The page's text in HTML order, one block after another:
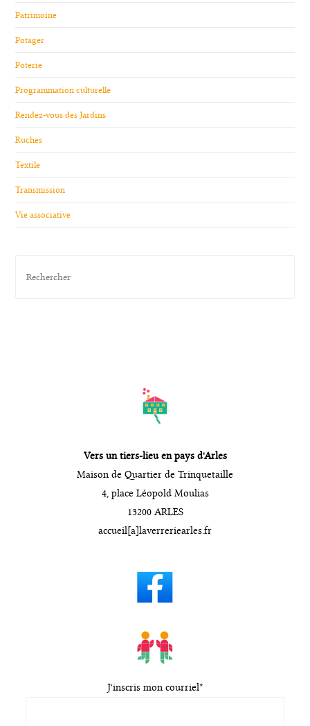
Patrimoine
Potager
Poterie
Programmation culturelle
Rendez-vous des Jardins
Ruches
Textile
Transmission
Vie associative
Vers un tiers-lieu en pays d'Arles
Maison de Quartier de Trinquetaille
4, place Léopold Moulias
13200 ARLES
accueil[a]laverreriearles.fr
J'inscris mon courriel*